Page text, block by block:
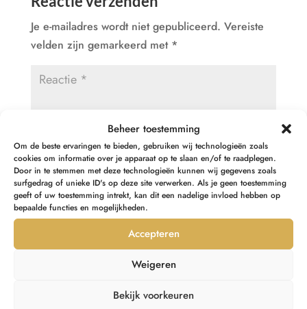
Beheer toestemming
Om de beste ervaringen te bieden, gebruiken wij technologieën zoals
cookies om informatie over je apparaat op te slaan en/of te raadplegen.
Door in te stemmen met deze technologieën kunnen wij gegevens zoals
surfgedrag of unieke ID's op deze site verwerken. Als je geen toestemming
geeft of uw toestemming intrekt, kan dit een nadelige invloed hebben op
bepaalde functies en mogelijkheden.
Accepteren
Weigeren
Bekijk voorkeuren
Je e-mailadres wordt niet gepubliceerd. Vereiste
velden zijn gemarkeerd met *